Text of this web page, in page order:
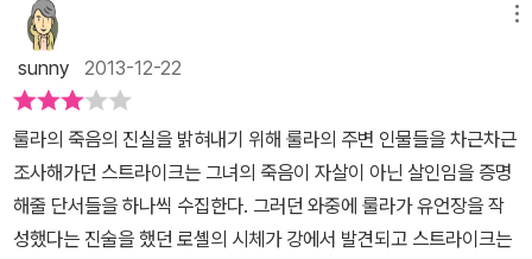
sunny 2013-12-22
룰라의 죽음의 진실을 밝혀내기 위해 룰라의 주변 인물들을 차근차근
조사해가던 스트라이크는 그녀의 죽음이 자살이 아닌 살인임을 증명
해줄 단서들을 하나씩 수집한다. 그러던 와중에 룰라가 유언장을 작
성했다는 진술을 했던 로셸의 시체가 강에서 발견되고 스트라이크는